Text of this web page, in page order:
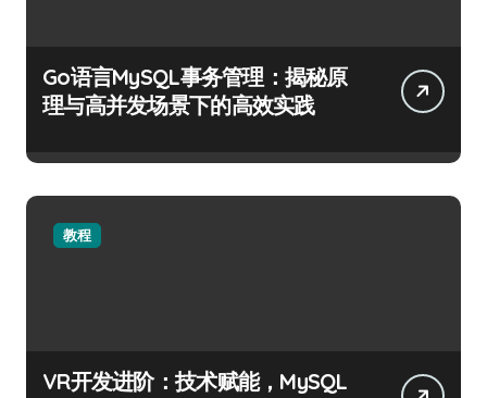
Go语言MySQL事务管理：揭秘原
理与高并发场景下的高效实践
教程
VR开发进阶：技术赋能，MySQL